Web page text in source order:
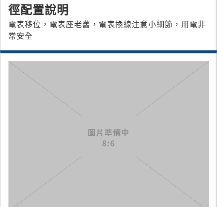
徑配置說明
電表移位，電表座老舊，電表換線注意小細節，用電非
常安全